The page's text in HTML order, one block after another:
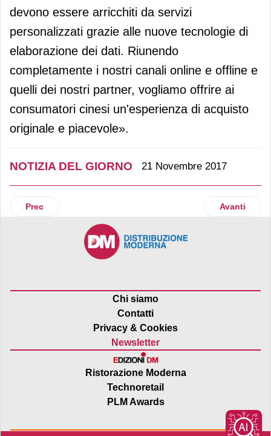
devono essere arricchiti da servizi
personalizzati grazie alle nuove tecnologie di
elaborazione dei dati. Riunendo
completamente i nostri canali online e offline e
quelli dei nostri partner, vogliamo offrire ai
consumatori cinesi un'esperienza di acquisto
originale e piacevole».
NOTIZIA DEL GIORNO 21 Novembre 2017
Articolo precedente: Kiko Milano lancia il nuovo concept
Prec Articolo
Avanti
Chi siamo
Contatti
Privacy & Cookies
Newsletter
Ristorazione Moderna
Technoretail
PLM Awards